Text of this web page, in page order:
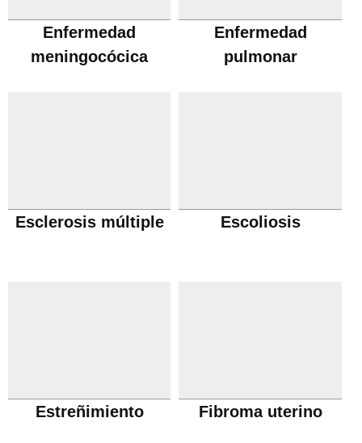
Enfermedad
meningocócica
Enfermedad
pulmonar
Esclerosis múltiple Escoliosis
Estreñimiento Fibroma uterino